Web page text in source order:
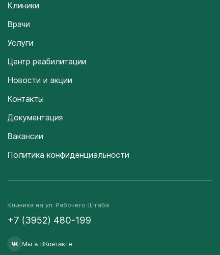
Клиники
Врачи
Услуги
Центр реабилитации
Новости и акции
Контакты
Документация
Вакансии
Политика конфиденциальности
Клиника на ул. Рабочего Штаба
+7 (3952) 480-199
Мы в ВКонтакте